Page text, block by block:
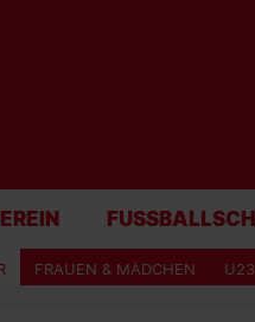
FRAUEN & MÄDCHEN